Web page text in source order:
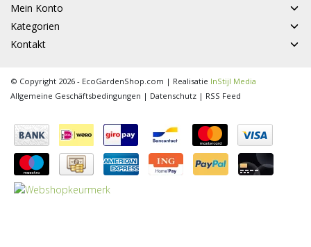
Mein Konto
Kategorien
Kontakt
© Copyright 2026 - EcoGardenShop.com | Realisatie InStijl Media
Allgemeine Geschäftsbedingungen | Datenschutz | RSS Feed